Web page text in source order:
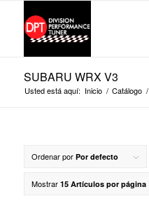
SUBARU WRX V3
Usted está aquí: Inicio / Catálogo /
Ordenar por Por defecto
Mostrar 15 Artículos por página